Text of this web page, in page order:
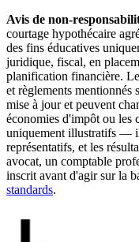
Avis de non-
courtage hypothécaire
des fins éducatives
juridique, fiscal, en
planification financière.
et règlements mentionnés
mise à jour et peuvent
économies d'impôt ou les
uniquement illustratifs —
représentatifs, et les
avocat, un comptable
inscrit avant d'agir sur la
standards.